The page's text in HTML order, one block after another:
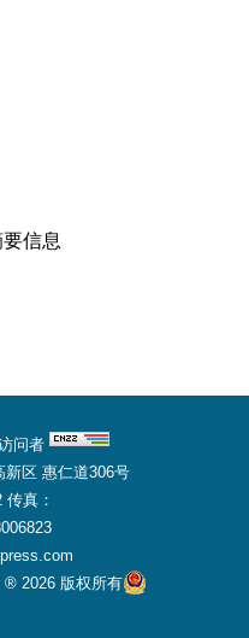
信息
问者
新区 惠仁道306号
传真：
® 2026 版权所有